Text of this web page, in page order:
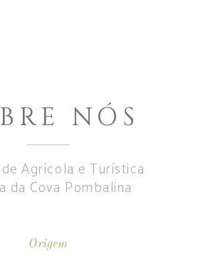
NÓS
Agrícola e Turística
da Cova Pombalina
Origem